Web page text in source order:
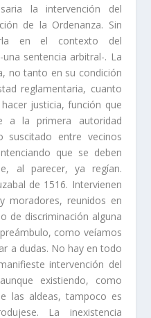
la intervención del
de la Ordenanza. Sin
en el contexto del
sentencia arbitral-. La
no tanto en su condi­ción
reglamentaria, cuanto
justicia, función que
a la primera auto­ridad
suscitado entre vecinos
que se deben
al parecer, ya regí­an.
de 1516. Intervienen
moradores, reunidos en
de discriminación alguna
como veí­amos
a dudas. No hay en todo
intervención del
existiendo, como
las aldeas, tam­poco es
La inexistencia